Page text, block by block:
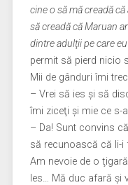
cine o să mă creadă
să creadă că Maruan
dintre adulţii pe care
permit să pierd nicio
Mii de gânduri îmi
– Vrei să ies şi să
îmi ziceţi şi mie ce s-
– Da! Sunt convins
să recunoască că li-i
Am nevoie de o
Ies… Mă duc afară şi